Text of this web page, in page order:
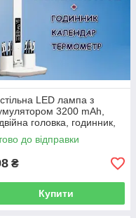
LED лампа з
3200 mAh,
головка, годинник,
календар,
для читання
до відправки
₴
Купити